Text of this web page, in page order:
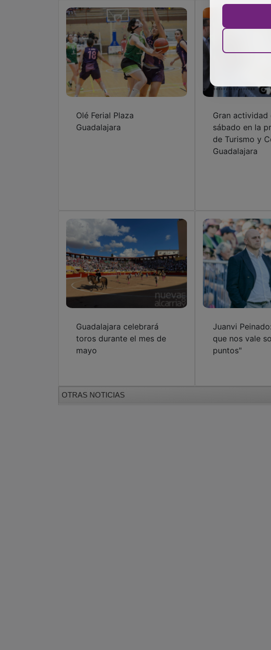
Olé Ferial Plaza
Guadalajara
Gran actividad
sábado en la
de Turismo y
Guadalajara
Guadalajara celebrará
toros durante el mes de
mayo
Juanvi
que nos vale
puntos"
OTRAS NOTICIAS